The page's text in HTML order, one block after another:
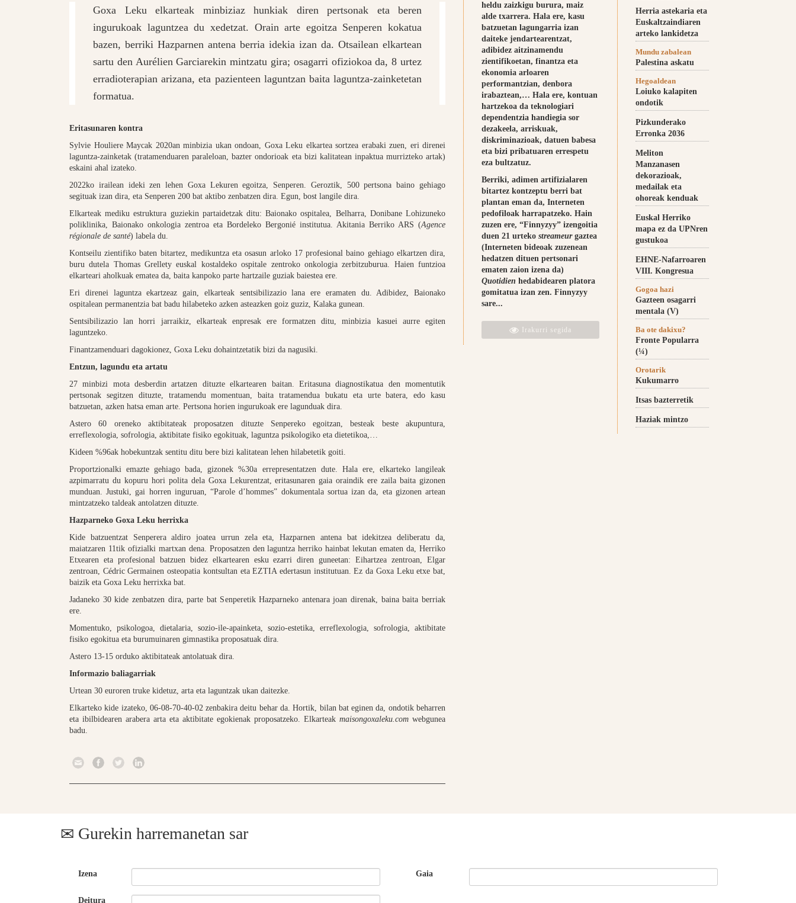
Goxa Leku elkarteak minbiziaz hunkiak diren pertsonak eta beren
ingurukoak laguntzea du xedetzat. Orain arte egoitza Senperen kokatua
bazen, berriki Hazparnen antena berria idekia izan da. Otsailean elkartean
sartu den Aurélien Garciarekin mintzatu gira; osagarri ofiziokoa da, 8 urtez
erradioterapian arizana, eta pazienteen laguntzan baita laguntza-zainketetan
formatua.
Eritasunaren kontra
Sylvie Houliere Maycak 2020an minbizia ukan ondoan, Goxa Leku elkartea sortzea erabaki zuen, eri direnei
laguntza-zainketak (tratamenduaren paraleloan, bazter ondorioak eta bizi kalitatean inpaktua murrizteko artak)
eskaini ahal izateko.
2022ko irailean ideki zen lehen Goxa Lekuren egoitza, Senperen. Geroztik, 500 pertsona baino gehiago
segituak izan dira, eta Senperen 200 bat aktibo zenbatzen dira. Egun, bost langile dira.
Elkarteak mediku estruktura guziekin partaidetzak ditu: Baionako ospitalea, Belharra, Donibane Lohizuneko
poliklinika, Baionako onkologia zentroa eta Bordeleko Bergonié institutua. Akitania Berriko ARS (Agence
régionale de santé) labela du.
Kontseilu zientifiko baten bitartez, medikuntza eta osasun arloko 17 profesional baino gehiago elkartzen dira,
buru dutela Thomas Grellety euskal kostaldeko ospitale zentroko onkologia zerbitzuburua. Haien funtzioa
elkarteari aholkuak ematea da, baita kanpoko parte hartzaile guziak baiestea ere.
Eri direnei laguntza ekartzeaz gain, elkarteak sentsibilizazio lana ere eramaten du. Adibidez, Baionako
ospitalean permanentzia bat badu hilabeteko azken asteazken goiz guziz, Kalaka gunean.
Sentsibilizazio lan horri jarraikiz, elkarteak enpresak ere formatzen ditu, minbizia kasuei aurre egiten
laguntzeko.
Finantzamenduari dagokionez, Goxa Leku dohaintzetatik bizi da nagusiki.
Entzun, lagundu eta artatu
27 minbizi mota desberdin artatzen dituzte elkartearen baitan. Eritasuna diagnostikatua den momentutik
pertsonak segitzen dituzte, tratamendu momentuan, baita tratamendua bukatu eta urte batera, edo kasu
batzuetan, azken hatsa eman arte. Pertsona horien ingurukoak ere lagunduak dira.
Astero 60 oreneko aktibitateak proposatzen dituzte Senpereko egoitzan, besteak beste akupuntura,
erreflexologia, sofrologia, aktibitate fisiko egokituak, laguntza psikologiko eta dietetikoa,…
Kideen %96ak hobekuntzak sentitu ditu bere bizi kalitatean lehen hilabetetik goiti.
Proportzionalki emazte gehiago bada, gizonek %30a errepresentatzen dute. Hala ere, elkarteko langileak
azpimarratu du kopuru hori polita dela Goxa Lekurentzat, eritasunaren gaia oraindik ere zaila baita gizonen
munduan. Justuki, gai horren inguruan, “Parole d’hommes” dokumentala sortua izan da, eta gizonen artean
mintzatzeko taldeak antolatzen dituzte.
Hazparneko Goxa Leku herrixka
Kide batzuentzat Senperera aldiro joatea urrun zela eta, Hazparnen antena bat idekitzea deliberatu da,
maiatzaren 11tik ofizialki martxan dena. Proposatzen den laguntza herriko hainbat lekutan ematen da, Herriko
Etxearen eta profesional batzuen bidez elkartearen esku ezarri diren guneetan: Eihartzea zentroan, Elgar
zentroan, Cédric Germainen osteopatia kontsultan eta EZTIA edertasun institutuan. Ez da Goxa Leku etxe bat,
baizik eta Goxa Leku herrixka bat.
Jadaneko 30 kide zenbatzen dira, parte bat Senperetik Hazparneko antenara joan direnak, baina baita berriak
ere.
Momentuko, psikologoa, dietalaria, sozio-ile-apainketa, sozio-estetika, erreflexologia, sofrologia, aktibitate
fisiko egokitua eta burumuinaren gimnastika proposatuak dira.
Astero 13-15 orduko aktibitateak antolatuak dira.
Informazio baliagarriak
Urtean 30 euroren truke kidetuz, arta eta laguntzak ukan daitezke.
Elkarteko kide izateko, 06-08-70-40-02 zenbakira deitu behar da. Hortik, bilan bat eginen da, ondotik beharren
eta ibilbidearen arabera arta eta aktibitate egokienak proposatzeko. Elkarteak maisongoxaleku.com webgunea
badu.
heldu zaizkigu burura, maiz
alde txarrera. Hala ere, kasu
batzuetan lagungarria izan
daiteke jendartearentzat,
adibidez aitzinamendu
zientifikoetan, finantza eta
ekonomia arloaren
performantzian, denbora
irabaztean,… Hala ere, kontuan
hartzekoa da teknologiari
dependentzia handiegia sor
dezakeela, arriskuak,
diskriminazioak, datuen babesa
eta bizi pribatuaren errespetu
eza bultzatuz.
Berriki, adimen artifizialaren
bitartez kontzeptu berri bat
plantan eman da, Interneten
pedofiloak harrapatzeko. Hain
zuzen ere, “Finnyzyy” izengoitia
duen 21 urteko streameurgaztea
(Interneten bideoak zuzenean
hedatzen dituen pertsonari
ematen zaion izena da)
Quotidien hedabidearen platora
gomitatua izan zen. Finnyzyy
sare...
Irakurri segida
Herria astekaria eta
Euskaltzaindiaren
arteko lankidetza
Mundu zabalean
Palestina askatu
Hegoaldean
Loiuko kalapiten
ondotik
Pizkunderako
Erronka 2036
Meliton
Manzanasen
dekorazioak,
medailak eta
ohoreak kenduak
Euskal Herriko
mapa ez da UPNren
gustukoa
EHNE-Nafarroaren
VIII. Kongresua
Gogoa hazi
Gazteen osagarri
mentala (V)
Ba ote dakixu?
Fronte Popularra
(¼)
Orotarik
Kukumarro
Itsas bazterretik
Haziak mintzo
Gurekin harremanetan sar
Izena
Deitura
Gaia